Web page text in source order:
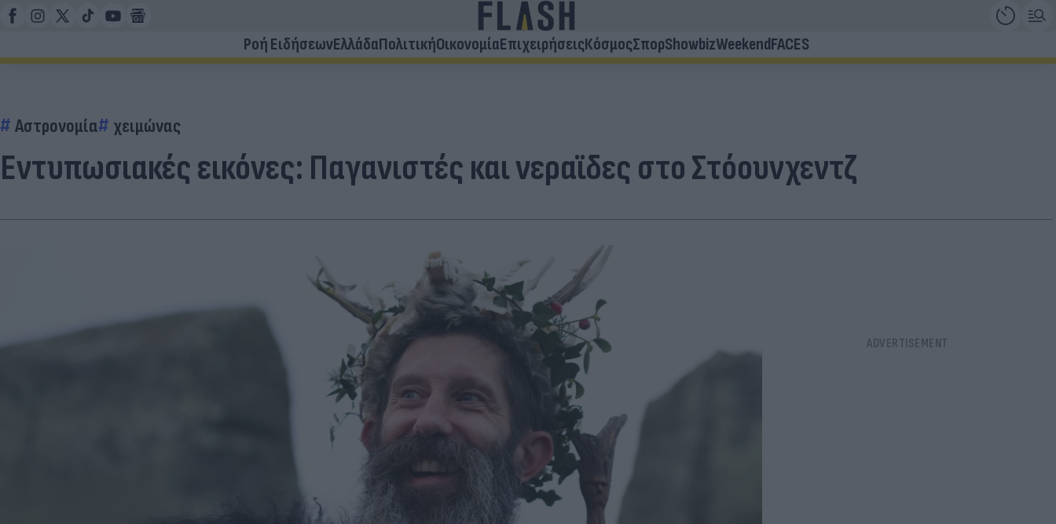
Ροή ΕιδήσεωνΕλλάδαΠολιτικήΟικονομίαΕπιχειρήσειςΚόσμοςΣπορShowbizWeekendFACES
Αστρονομία χειμώνας
Εντυπωσιακές εικόνες: Παγανιστές και νεραϊδες στο Στόουνχεντζ